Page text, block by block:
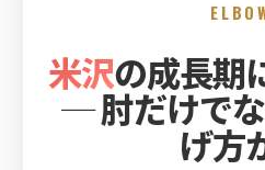
米沢の成長期
─ 肘だけで
げ方